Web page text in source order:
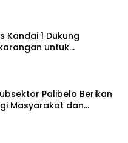
Kandai 1 Dukung
untuk
Menuju Indonesia Emas
Palibelo Berikan
Masyarakat dan
Premanisme